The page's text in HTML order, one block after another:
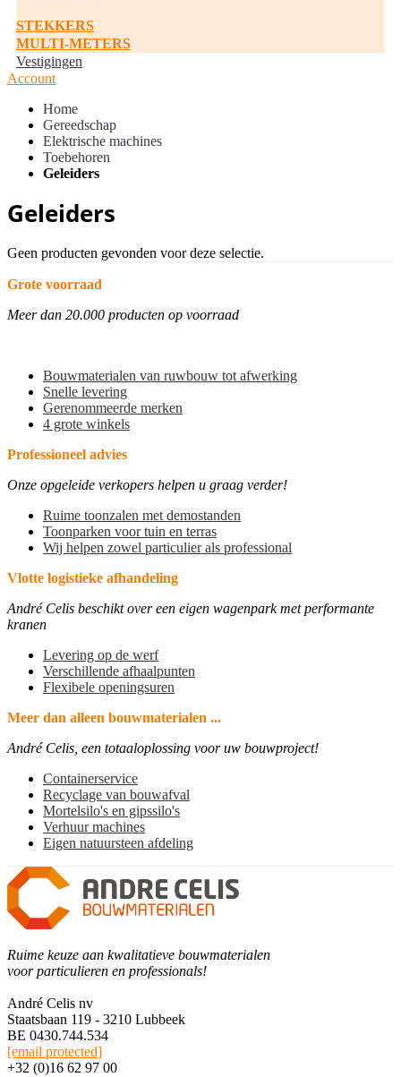
STEKKERS
MULTI-METERS
Vestigingen
Account
Home
Gereedschap
Elektrische machines
Toebehoren
Geleiders
Geleiders
Geen producten gevonden voor deze selectie.
Grote voorraad
Meer dan 20.000 producten op voorraad
Bouwmaterialen van ruwbouw tot afwerking
Snelle levering
Gerenommeerde merken
4 grote winkels
Professioneel advies
Onze opgeleide verkopers helpen u graag verder!
Ruime toonzalen met demostanden
Toonparken voor tuin en terras
Wij helpen zowel particulier als professional
Vlotte logistieke afhandeling
André Celis beschikt over een eigen wagenpark met performante
kranen
Levering op de werf
Verschillende afhaalpunten
Flexibele openingsuren
Meer dan alleen bouwmaterialen ...
André Celis, een totaaloplossing voor uw bouwproject!
Containerservice
Recyclage van bouwafval
Mortelsilo's en gipssilo's
Verhuur machines
Eigen natuursteen afdeling
Ruime keuze aan kwalitatieve bouwmaterialen
voor particulieren en professionals!
André Celis nv
Staatsbaan 119 - 3210 Lubbeek
BE 0430.744.534
[email protected]
+32 (0)16 62 97 00